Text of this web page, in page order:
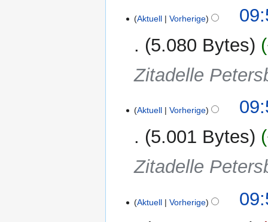
Aktuell Vorherige
5.080 Bytes
Zitadelle
Aktuell Vorherige
5.001 Bytes
Zitadelle
Aktuell Vorherige